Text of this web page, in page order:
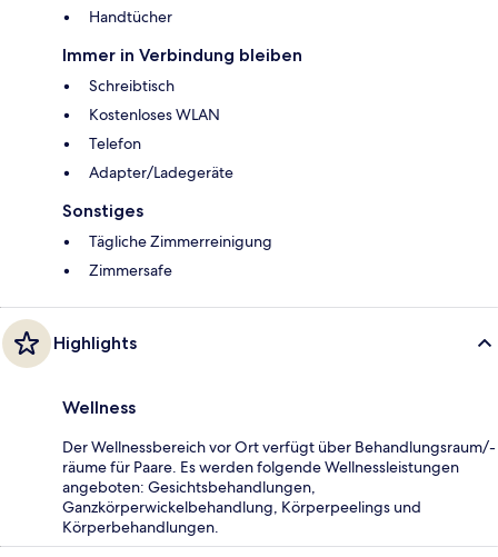
Handtücher
Immer in Verbindung bleiben
Schreibtisch
Kostenloses WLAN
Telefon
Adapter/Ladegeräte
Sonstiges
Tägliche Zimmerreinigung
Zimmersafe
Highlights
Wellness
Der Wellnessbereich vor Ort verfügt über Behandlungsraum/-
räume für Paare. Es werden folgende Wellnessleistungen
angeboten: Gesichtsbehandlungen,
Ganzkörperwickelbehandlung, Körperpeelings und
Körperbehandlungen.